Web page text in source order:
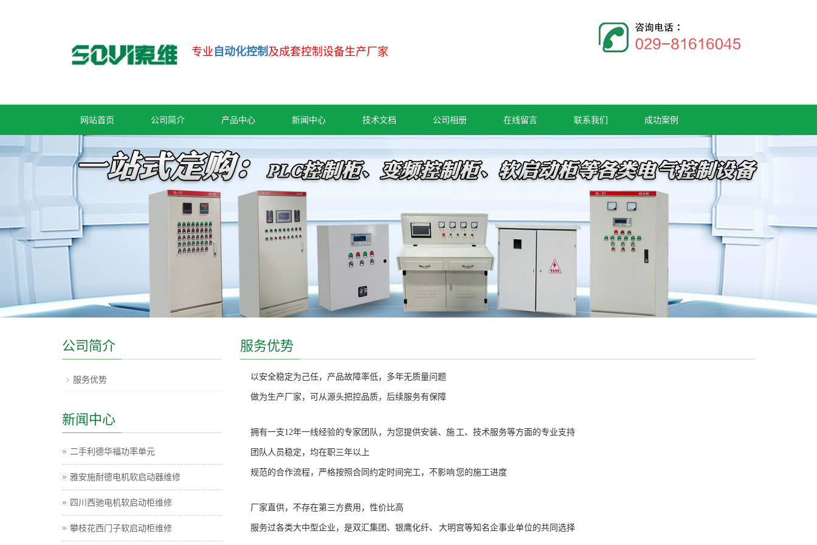
专业 自动化控制 及成套控制设备生产厂家
网站首页 公司简介 产品中心 新闻中心 技术文档 公司相册 在线留言 联系我们 成功案例
服务优势
以安全稳定为己任，产品故障率低，多年无质量问题
做为生产厂家，可从源头把控品质，后续服务有保障
拥有一支12年一线经验的专家团队，为您提供安装、施 工、技术服务等方面的专业支持
团队人员稳定，均在职三年以上
规范的合作流程，严格按照合同约定时间完工，不影响 您的施工进度
厂家直供，不存在第三方费用，性价比高
服务过各类大中型企业，是双汇集团、银鹰化纤、 大明宫等知名企事业单位的共同选择
公司简介
服务优势
新闻中心
二手利德华福功率单元
雅安施耐德电机软启动器维修
四川西驰电机软启动柜维修
攀枝花西门子软启动柜维修